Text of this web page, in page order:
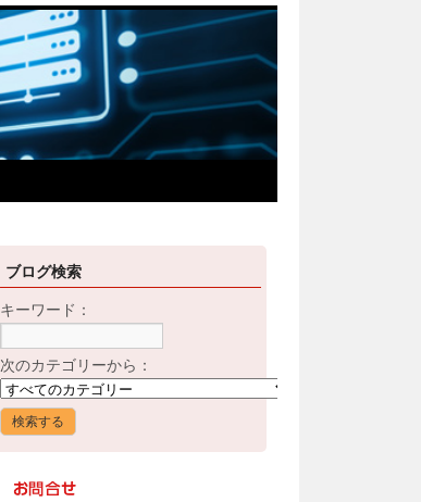
ブログ検索
キーワード：
次のカテゴリーから：